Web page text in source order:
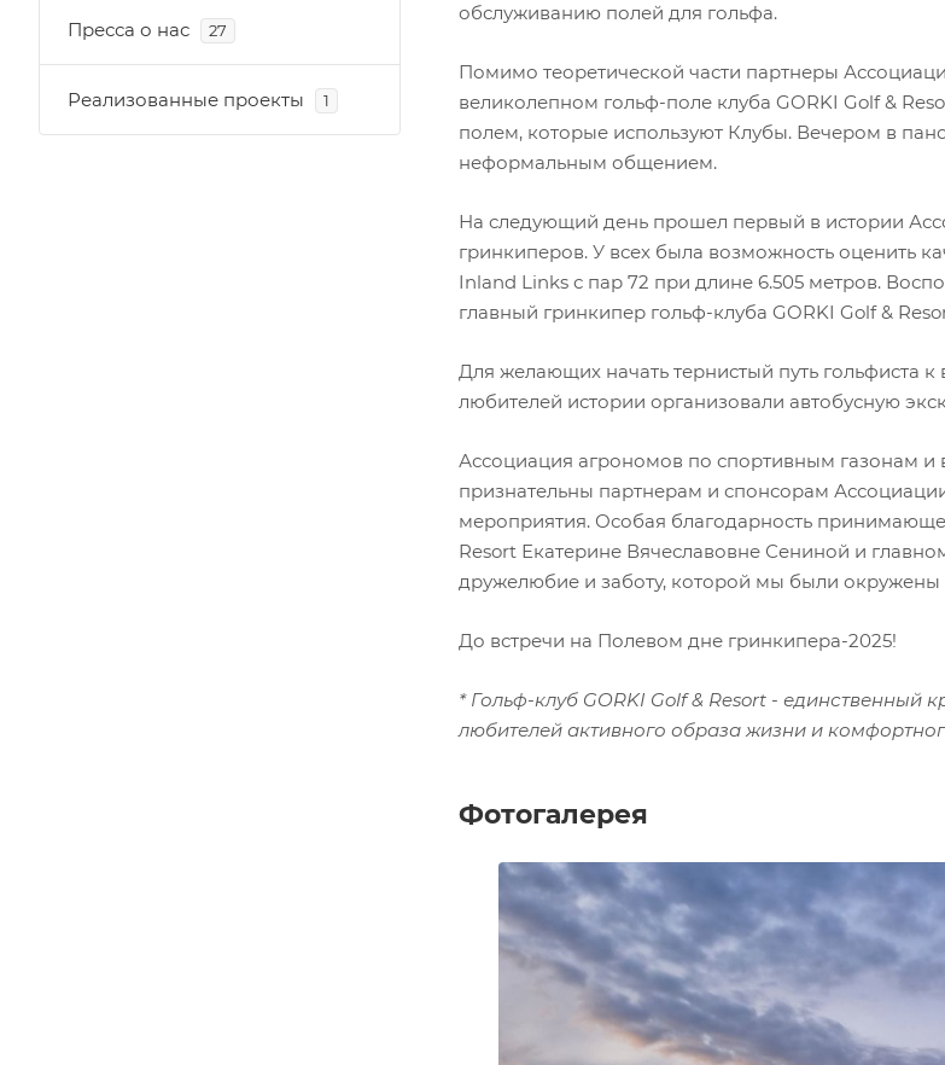
обслуживанию полей для гольфа.
Помимо теоретической части партнеры
великолепном гольф-поле клуба GORKI Golf &
полем, которые используют Клубы. Вечером в
неформальным общением.
На следующий день прошел первый в истории
гринкиперов. У всех была возможность оценить
Inland Links с пар 72 при длине 6.505 метров.
главный гринкипер гольф-клуба GORKI Golf &
Для желающих начать тернистый путь гольфиста
любителей истории организовали автобусную
Ассоциация агрономов по спортивным газонам и
признательны партнерам и спонсорам
мероприятия. Особая благодарность
Resort Екатерине Вячеславовне Сениной и
дружелюбие и заботу, которой мы были
До встречи на Полевом дне гринкипера-2025!
* Гольф-клуб GORKI Golf & Resort -
любителей активного образа жизни и
Фотогалерея
Пресса о нас 27
Реализованные проекты 1